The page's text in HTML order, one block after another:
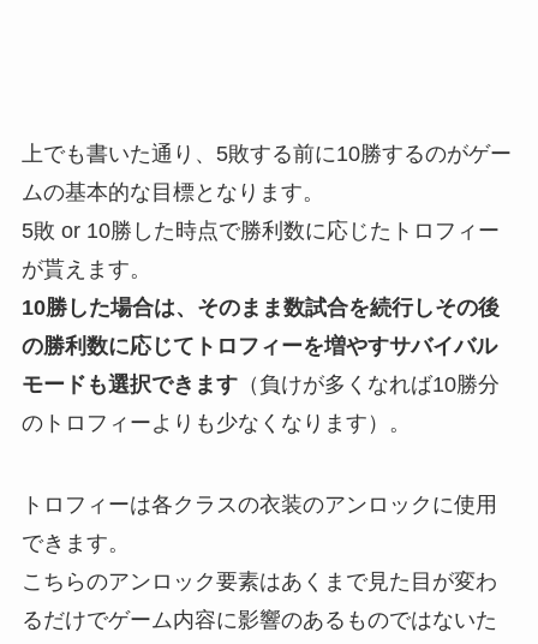
上でも書いた通り、 5敗する前に10勝するのがゲー
ムの基本的な目標となります。
5敗 or 10勝した時点で勝利数に応じたトロフィー
が貰えます。
10勝した場合は、そのまま数試合を続行しその後
の勝利数に応じてトロフィーを増やすサバイバル
モードも選択できます（負けが多くなれば10勝分
のトロフィーよりも少なくなります）。
トロフィーは各クラスの衣装のアンロックに使用
できます。
こちらのアンロック要素はあくまで見た目が変わ
るだけでゲーム内容に影響のあるものではないた